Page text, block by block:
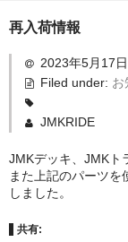
お知らせ
ショップ会員
お買い物ガイド
お問い合わせ
再入荷情報
2023年5月17日
Filed under: お
JMKRIDE
JMKデッキ、JMKト
また上記のパーツを
しました。
共有: